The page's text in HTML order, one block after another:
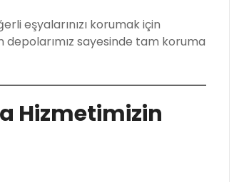
eşyalarınızı korumak için
sayesinde tam koruma
Hizmetimizin